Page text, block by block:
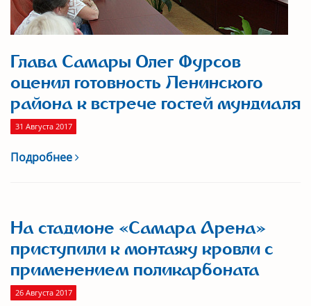
Глава Самары Олег Фурсов
оценил готовность Ленинского
района к встрече гостей мундиаля
31 Августа 2017
Подробнее
На стадионе «Самара Арена»
приступили к монтажу кровли с
применением поликарбоната
26 Августа 2017